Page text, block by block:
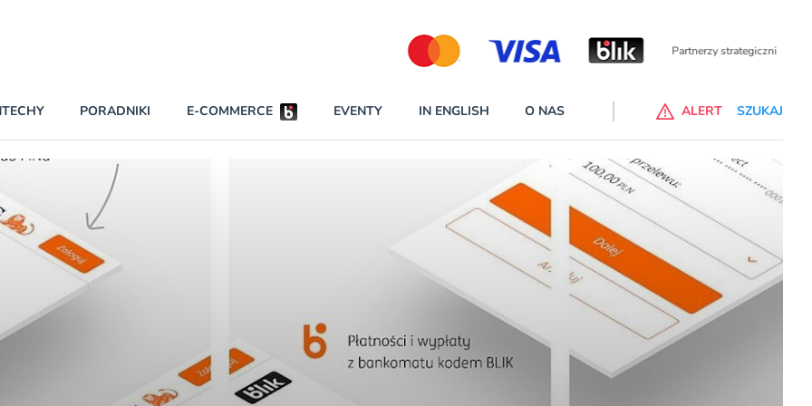
Partnerzy wspierający
BEZPIECZEŃSTWO
KONTA
PRAWO
RAPORTY SPECJALNE
Darmowy dostęp do ChataGPT Go dla klientów Revoluta. Nowy benefit we
W najniższych planach – Standard i Plus – z usługi będzie można korzsytać za
PORADNIKI E-COMMERCE EVENTY IN ENGLISH O NAS ALERT SZUKAJ